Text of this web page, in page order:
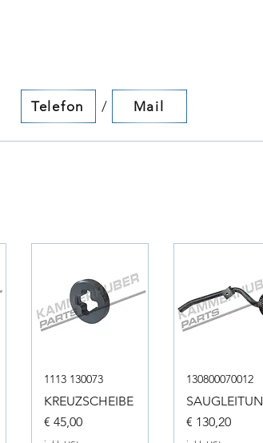
Telefon / Mail
1113 130073
KREUZSCHEIBE
Preis
€ 45,00
130800070012
Preis
€ 130,20